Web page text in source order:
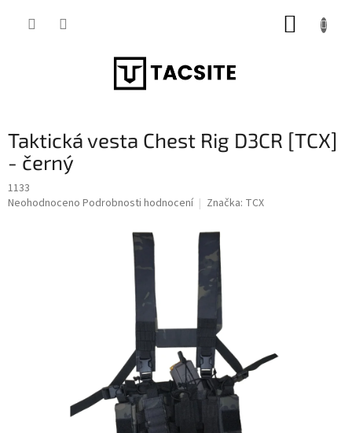
Taktická vesta Chest Rig D3CR [TCX]
- černý
1133
Průměrné
Neohodnoceno Podrobnosti hodnocení Značka: TCX